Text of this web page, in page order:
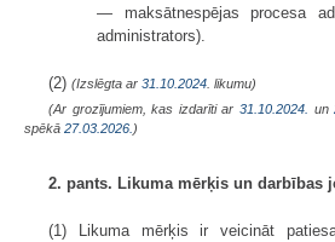
— maksātnespējas procesa
administrators).
(2) (Izslēgta ar 31.10.2024 . likumu)
(Ar grozījumiem, kas izdarīti ar 31.10.2024. un
spēkā 27.03.2026. )
2. pants. Likuma mērķis un darbības
(1) Likuma mērķis ir veicināt